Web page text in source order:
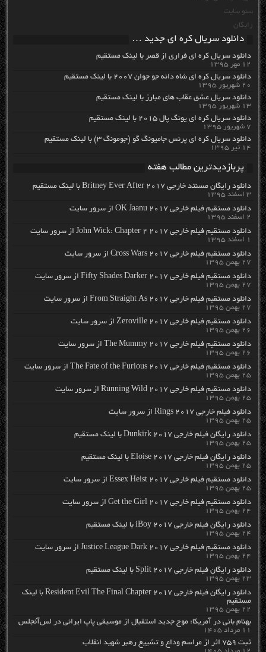
سئو سایت
رایگان
دانلود سریال کره ای جدید …
دانلود سریال کره ای فراری از قصر با لینک مستقیم
۱۲ مهر ۱۳۹۵
دانلود سریال کره ای شاه دائه جو جوان ۲۰۰۷ با لینک مستقیم
۲۰ شهریور ۱۳۹۵
دانلود سریال عشق عقاب های مبارز با لینک مستقیم
۱۳ شهریور ۱۳۹۵
دانلود سریال کره ای یونگ پال ۲۰۱۵ با لینک مستقیم
۷ شهریور ۱۳۹۵
دانلود سریال کره ای پرنس جامیونگ گو (جومونگ ۳) با لینک مستقیم
۱۴ تیر ۱۳۹۵
پربازدیدترین مطالب هفته
دانلود رایگان مسنتد خارجی Britney Ever After 2017 با لینک مستقیم
۳ اسفند ۱۳۹۵
دانلود مستقیم فیلم خارجی OK Jaanu 2017 از سرور سایت
۲ اسفند ۱۳۹۵
دانلود مستقیم فیلم خارجی John Wick: Chapter 2 2017 از سرور سایت
۱ اسفند ۱۳۹۵
دانلود مستقیم فیلم خارجی Cross Wars 2017 از سرور سایت
۲۷ بهمن ۱۳۹۵
دانلود مستقیم فیلم خارجی Fifty Shades Darker 2017 از سرور سایت
۲۷ بهمن ۱۳۹۵
دانلود مستقیم فیلم خارجی From Straight As 2017 از سرور سایت
۲۷ بهمن ۱۳۹۵
دانلود مستقیم فیلم خارجی Zeroville 2017 از سرور سایت
۲۶ بهمن ۱۳۹۵
دانلود مستقیم فیلم خارجی The Mummy 2017 از سرور سایت
۲۶ بهمن ۱۳۹۵
دانلود مستقیم فیلم خارجی The Fate of the Furious 2017 از سرور سایت
۲۵ بهمن ۱۳۹۵
دانلود مستقیم فیلم خارجی Running Wild 2017 از سرور سایت
۲۵ بهمن ۱۳۹۵
دانلود فیلم خارجی Rings 2017 از سرور سایت
۲۵ بهمن ۱۳۹۵
دانلود رایگان فیلم خارجی Dunkirk 2017 با لینک مستقیم
۲۵ بهمن ۱۳۹۵
دانلود رایگان فیلم خارجی Eloise 2017 با لینک مستقیم
۲۵ بهمن ۱۳۹۵
دانلود مستقیم فیلم خارجی Essex Heist 2017 از سرور سایت
۲۵ بهمن ۱۳۹۵
دانلود مستقیم فیلم خارجی Get the Girl 2017 از سرور سایت
۲۴ بهمن ۱۳۹۵
دانلود رایگان فیلم خارجی iBoy 2017 با لینک مستقیم
۲۴ بهمن ۱۳۹۵
دانلود مستقیم فیلم خارجی Justice League Dark 2017 از سرور سایت
۲۴ بهمن ۱۳۹۵
دانلود رایگان فیلم خارجی Split 2017 با لینک مستقیم
۲۳ بهمن ۱۳۹۵
دانلود رایگان فیلم خارجی Resident Evil The Final Chapter 2017 با لینک
مستقیم
۲۲ بهمن ۱۳۹۵
بهنام بانی در آمریکا: موج جدید استقبال از موسیقی پاپ ایرانی در لس‌آنجلس
۱۱ مرداد ۱۴۰۵
ثبت ۷۵۹ اثر از مراسم وداع و تشییع رهبر شهید انقلاب